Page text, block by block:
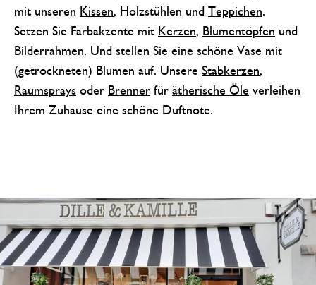
mit unseren Kissen, Holzstühlen und Teppichen.
Setzen Sie Farbakzente mit Kerzen, Blumentöpfen und
Bilderrahmen. Und stellen Sie eine schöne Vase mit
(getrockneten) Blumen auf. Unsere Stabkerzen,
Raumsprays oder Brenner für ätherische Öle verleihen
Ihrem Zuhause eine schöne Duftnote.